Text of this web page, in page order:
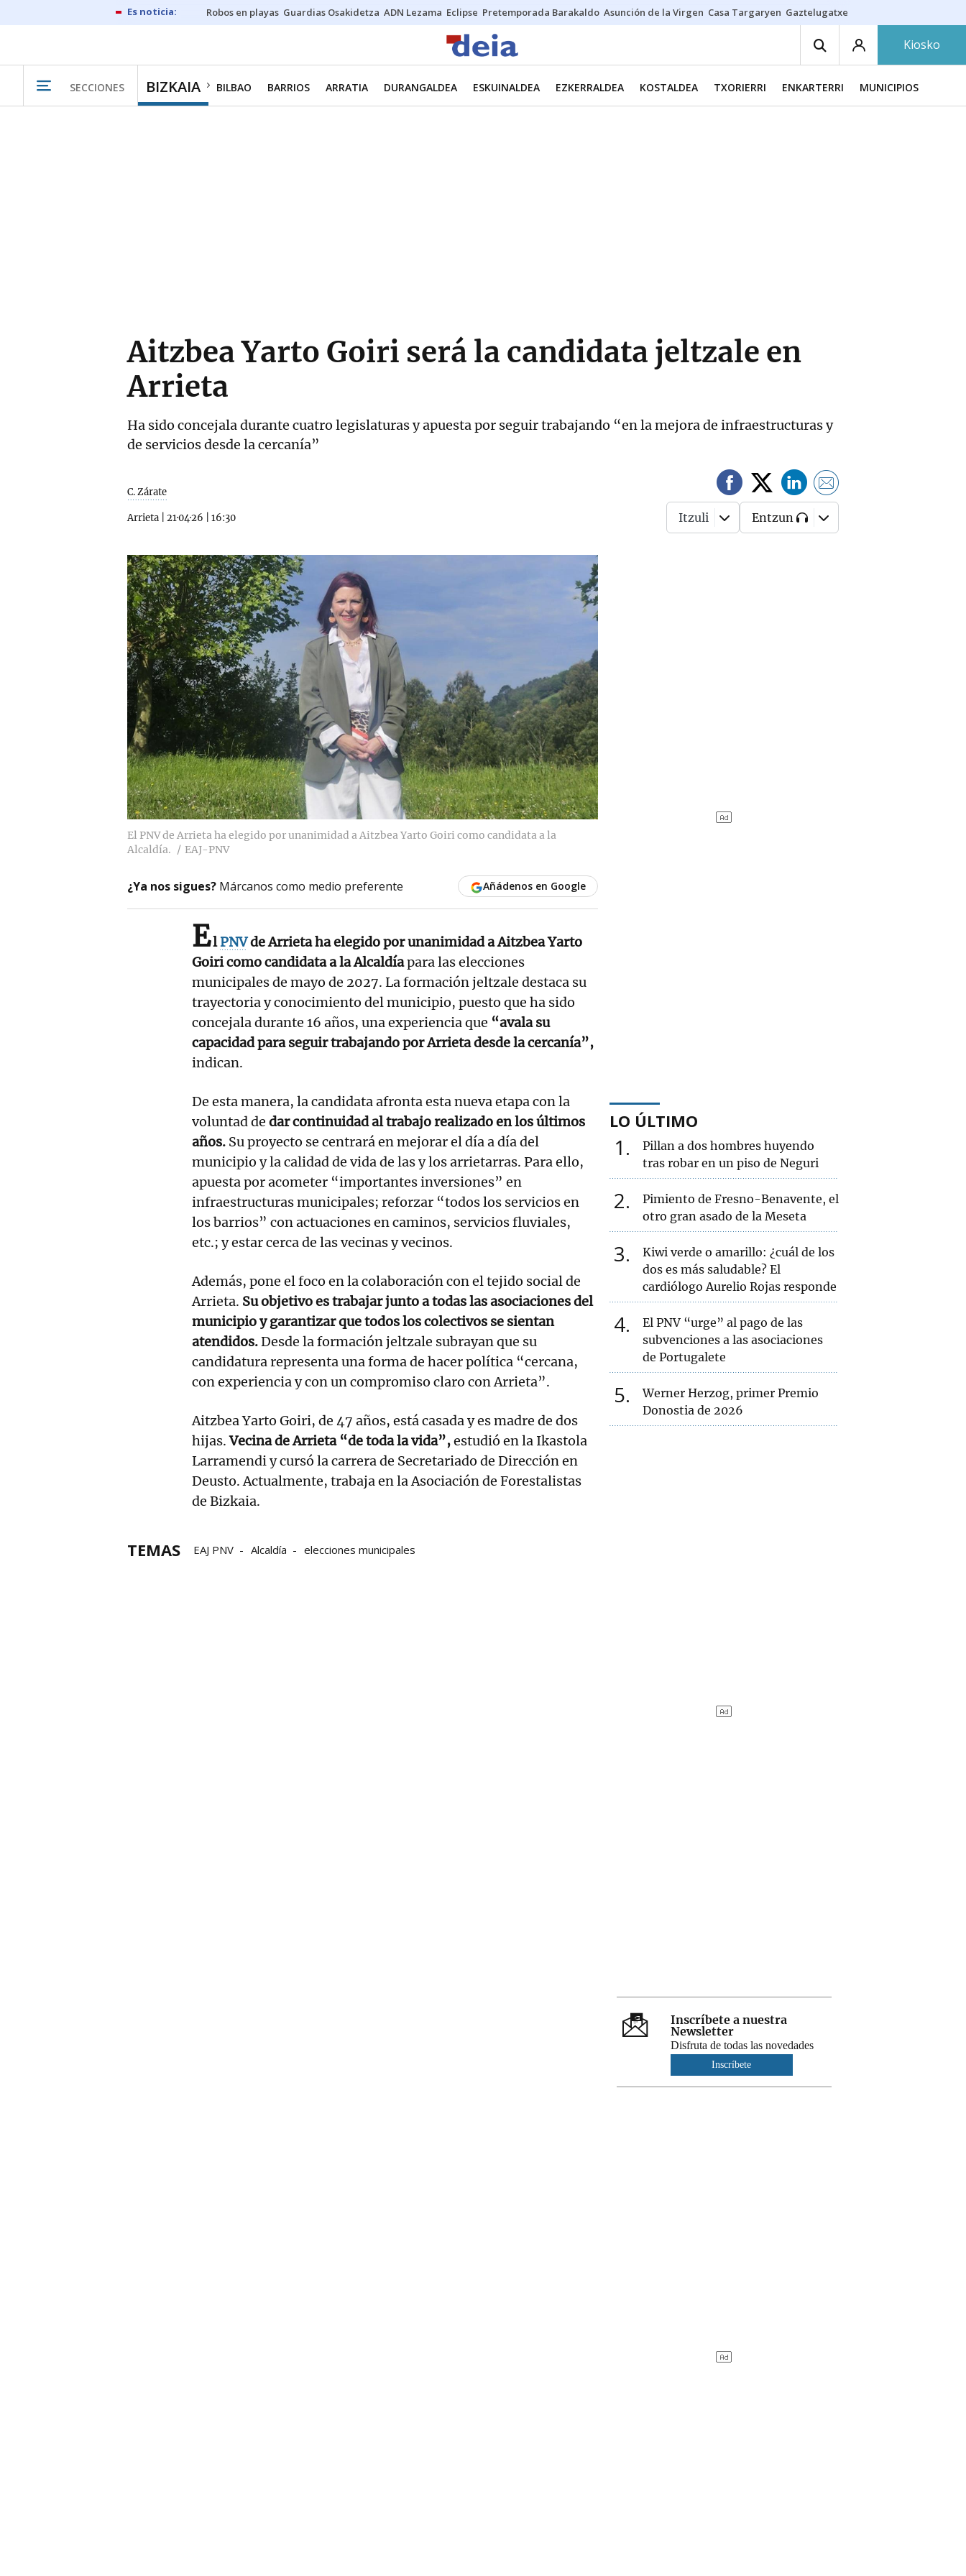
Robos en playas Guardias Osakidetza ADN Lezama Eclipse Pretemporada Barakaldo Asunción de la Virgen Casa Targaryen Gaztelugatxe
Kiosko
SECCIONES BIZKAIA BILBAO BARRIOS ARRATIA DURANGALDEA ESKUINALDEA EZKERRALDEA KOSTALDEA TXORIERRI ENKARTERRI MUNICIPIOS
Aitzbea Yarto Goiri será la candidata jeltzale en
Arrieta
Ha sido concejala durante cuatro legislaturas y apuesta por seguir trabajando “en la mejora de infraestructuras y
de servicios desde la cercanía”
C. Zárate
Arrieta 21·04·26 16:30 Itzuli Entzun
El PNV de Arrieta ha elegido por unanimidad a Aitzbea Yarto Goiri como candidata a la
Alcaldía.
EAJ-PNV
¿Ya nos sigues? Márcanos como medio preferente Añádenos en Google
ElPNVde Arrieta ha elegido por unanimidad a Aitzbea Yarto
Goiri como candidata a la Alcaldíapara las elecciones
municipales de mayo de 2027. La formación jeltzale destaca su
trayectoria y conocimiento del municipio, puesto que ha sido
concejala durante 16 años, una experiencia que “avala su
capacidad para seguir trabajando por Arrieta desde la cercanía”,
indican.
De esta manera, la candidata afronta esta nueva etapa con la
voluntad de dar continuidad al trabajo realizado en los últimos
años. Su proyecto se centrará en mejorar el día a día del
municipio y la calidad de vida de las y los arrietarras. Para ello,
apuesta por acometer “importantes inversiones” en
infraestructuras municipales; reforzar “todos los servicios en
los barrios” con actuaciones en caminos, servicios fluviales,
etc.; y estar cerca de las vecinas y vecinos.
Además, pone el foco en la colaboración con el tejido social de
Arrieta. Su objetivo es trabajar junto a todas las asociaciones del
municipio y garantizar que todos los colectivos se sientan
atendidos.Desde la formación jeltzale subrayan que su
candidatura representa una forma de hacer política “cercana,
con experiencia y con un compromiso claro con Arrieta”.
Aitzbea Yarto Goiri, de 47 años, está casada y es madre de dos
hijas.Vecina de Arrieta “de toda la vida”,estudió en la Ikastola
Larramendi y cursó la carrera de Secretariado de Dirección en
Deusto. Actualmente, trabaja en la Asociación de Forestalistas
de Bizkaia.
TEMAS EAJ PNV Alcaldía elecciones municipales
LO ÚLTIMO
1
Pillan a dos hombres huyendo
tras robar en un piso de Neguri
2
Pimiento de Fresno-Benavente, el
otro gran asado de la Meseta
3
Kiwi verde o amarillo: ¿cuál de los
dos es más saludable? El
cardiólogo Aurelio Rojas responde
4
El PNV “urge” al pago de las
subvenciones a las asociaciones
de Portugalete
5
Werner Herzog, primer Premio
Donostia de 2026
Inscríbete a nuestra
Newsletter
Disfruta de todas las novedades
Inscríbete